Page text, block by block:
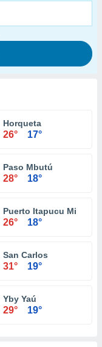
Horqueta
26° 17°
Paso Mbutú
28° 18°
Puerto Itapucu Mi
26° 18°
San Carlos
31° 19°
Yby Yaú
29° 19°